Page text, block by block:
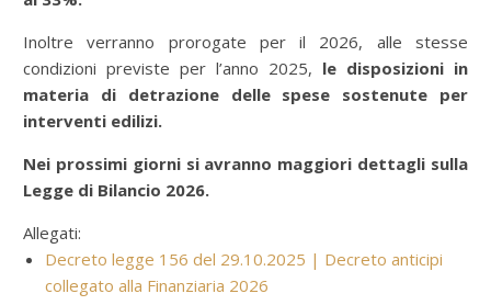
Inoltre verranno prorogate per il 2026, alle stesse
condizioni previste per l’anno 2025, le disposizioni in
materia di detrazione delle spese sostenute per
interventi edilizi.
Nei prossimi giorni si avranno maggiori dettagli sulla
Legge di Bilancio 2026.
Allegati:
Decreto legge 156 del 29.10.2025 | Decreto anticipi
collegato alla Finanziaria 2026